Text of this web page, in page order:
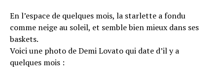
En l’espace de quelques mois, la starlette a fondu
comme neige au soleil, et semble bien mieux dans ses
baskets.
Voici une photo de Demi Lovato qui date d’il y a
quelques mois :